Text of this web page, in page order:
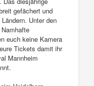
gefächert und
Unter den
euch keine Kamera
Tickets damit ihr
Mannheim